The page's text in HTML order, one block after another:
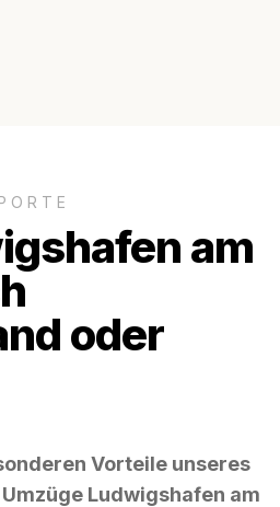
am
oder
Vorteile unseres
Ludwigshafen am